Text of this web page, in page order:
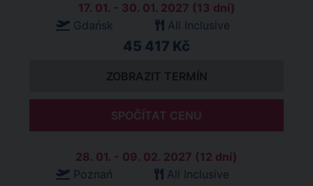
17. 01. - 30. 01. 2027 (13 dní)
Gdańsk
All Inclusive
45 417 Kč
ZOBRAZIT TERMÍN
SPOČÍTAT CENU
28. 01. - 09. 02. 2027 (12 dní)
Poznań
All Inclusive